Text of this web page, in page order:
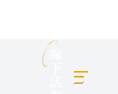
線下活動